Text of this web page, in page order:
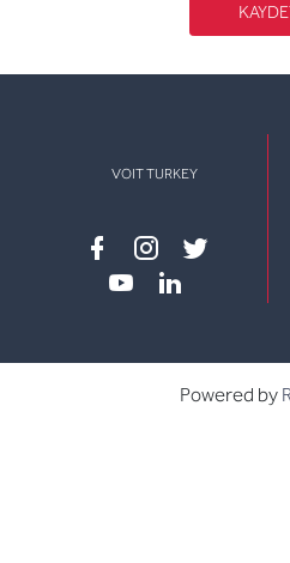
VOIT TURKEY
Facebook
instagram
twitter
Powered by